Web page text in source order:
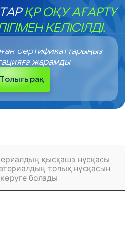
ҚР ОҚУ АҒАРТУ
КЕЛІСІЛДІ.
сертификаттарыңыз
жарамды
Толығырақ
қысқаша нұсқасы
толық нұсқасын
болады